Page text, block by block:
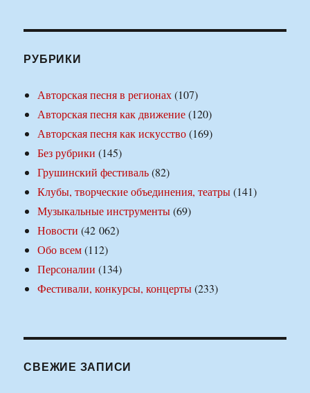
РУБРИКИ
Авторская песня в регионах(107)
Авторская песня как движение(120)
Авторская песня как искусство(169)
Без рубрики (145)
Грушинский фестиваль(82)
Клубы, творческие объединения, театры(141)
Музыкальные инструменты(69)
Новости (42 062)
Обо всем(112)
Персоналии (134)
Фестивали, конкурсы, концерты(233)
СВЕЖИЕ ЗАПИСИ